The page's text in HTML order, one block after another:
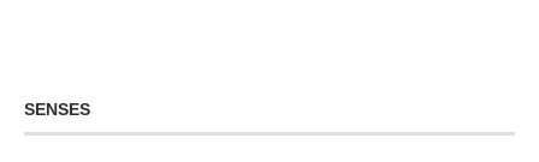
SENSES